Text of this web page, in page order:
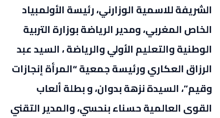
الشريفة للاسمية الوزارني، رئيسة الأولمبياد
الخاص المغربي، ومدير الرياضة بوزارة التربية
الوطنية والتعليم الأولي والرياضة ، السيد عبد
الرزاق العكاري ورئيسة جمعية “المرأة إنجازات
وقيم”، السيدة نزهة بدوان، و بطلة ألعاب
القوى العالمية حسناء بنحسي، والمدير التقني